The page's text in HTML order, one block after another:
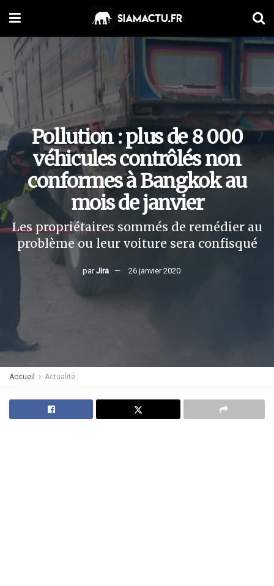
Pollution : plus de 8 000
véhicules contrôlés non
conformes à Bangkok au
mois de janvier
Les propriétaires sommés de remédier au
problème ou leur voiture sera confisqué
par Jira 26 janvier 2020
Accueil Actualité